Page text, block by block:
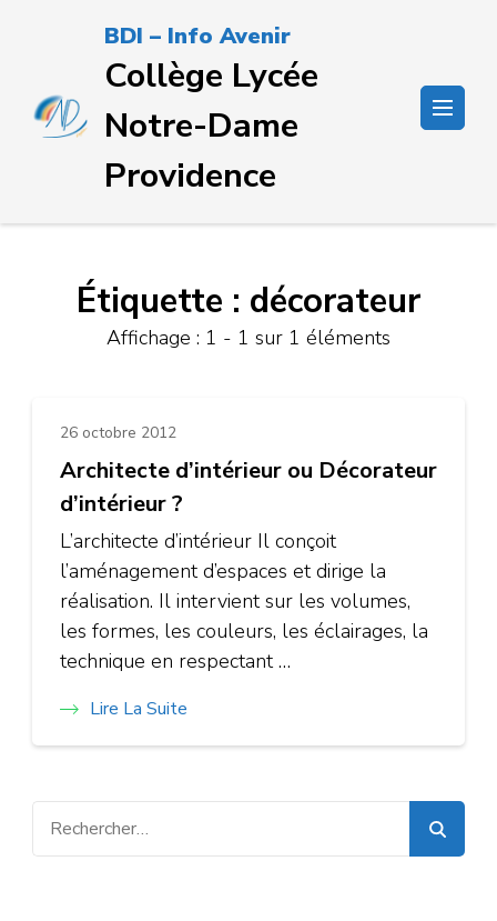
(Pressez
Entrée)
BDI – Info Avenir
Collège Lycée
Notre-Dame
Providence
Étiquette : décorateur
Affichage : 1 - 1 sur 1 éléments
26 octobre 2012
Architecte d’intérieur ou Décorateur
d’intérieur ?
L’architecte d’intérieur Il conçoit
l’aménagement d’espaces et dirige la
réalisation. Il intervient sur les volumes,
les formes, les couleurs, les éclairages, la
technique en respectant …
Lire La Suite